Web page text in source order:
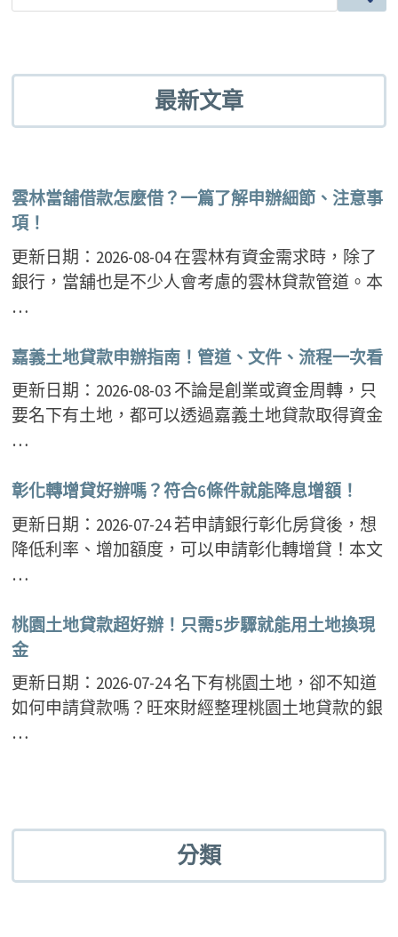
最新文章
雲林當舖借款怎麼借？一篇了解申辦細節、注意事
項！
更新日期：2026-08-04 在雲林有資金需求時，除了
銀行，當舖也是不少人會考慮的雲林貸款管道。本
…
嘉義土地貸款申辦指南！管道、文件、流程一次看
更新日期：2026-08-03 不論是創業或資金周轉，只
要名下有土地，都可以透過嘉義土地貸款取得資金
…
彰化轉增貸好辦嗎？符合6條件就能降息增額！
更新日期：2026-07-24 若申請銀行彰化房貸後，想
降低利率、增加額度，可以申請彰化轉增貸！本文
…
桃園土地貸款超好辦！只需5步驟就能用土地換現
金
更新日期：2026-07-24 名下有桃園土地，卻不知道
如何申請貸款嗎？旺來財經整理桃園土地貸款的銀
…
分類